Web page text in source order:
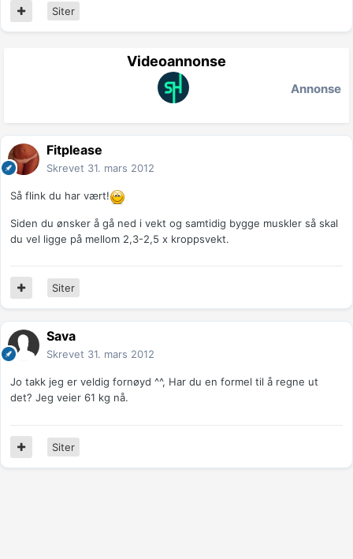
Siter
Videoannonse
Annonse
Fitplease
Skrevet 31. mars 2012
Så flink du har vært!
Siden du ønsker å gå ned i vekt og samtidig bygge muskler så skal
du vel ligge på mellom 2,3-2,5 x kroppsvekt.
Siter
Sava
Skrevet 31. mars 2012
Jo takk jeg er veldig fornøyd ^^, Har du en formel til å regne ut
det? Jeg veier 61 kg nå.
Siter